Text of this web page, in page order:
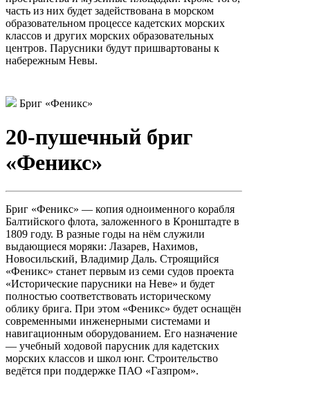
часть из них будет задействована в морском
образовательном процессе кадетских морских
классов и других морских образовательных
центров. Парусники будут пришвартованы к
набережным Невы.
Бриг «Феникс»
20-пушечный бриг
«Феникс»
Бриг «Феникс» — копия одноименного корабля
Балтийского флота, заложенного в Кронштадте в
1809 году. В разные годы на нём служили
выдающиеся моряки: Лазарев, Нахимов,
Новосильский, Владимир Даль. Строящийся
«Феникс» станет первым из семи судов проекта
«Исторические парусники на Неве» и будет
полностью соответствовать историческому
облику брига. При этом «Феникс» будет оснащён
современными инженерными системами и
навигационным оборудованием. Его назначение
— учебный ходовой парусник для кадетских
морских классов и школ юнг. Строительство
ведётся при поддержке ПАО «Газпром».